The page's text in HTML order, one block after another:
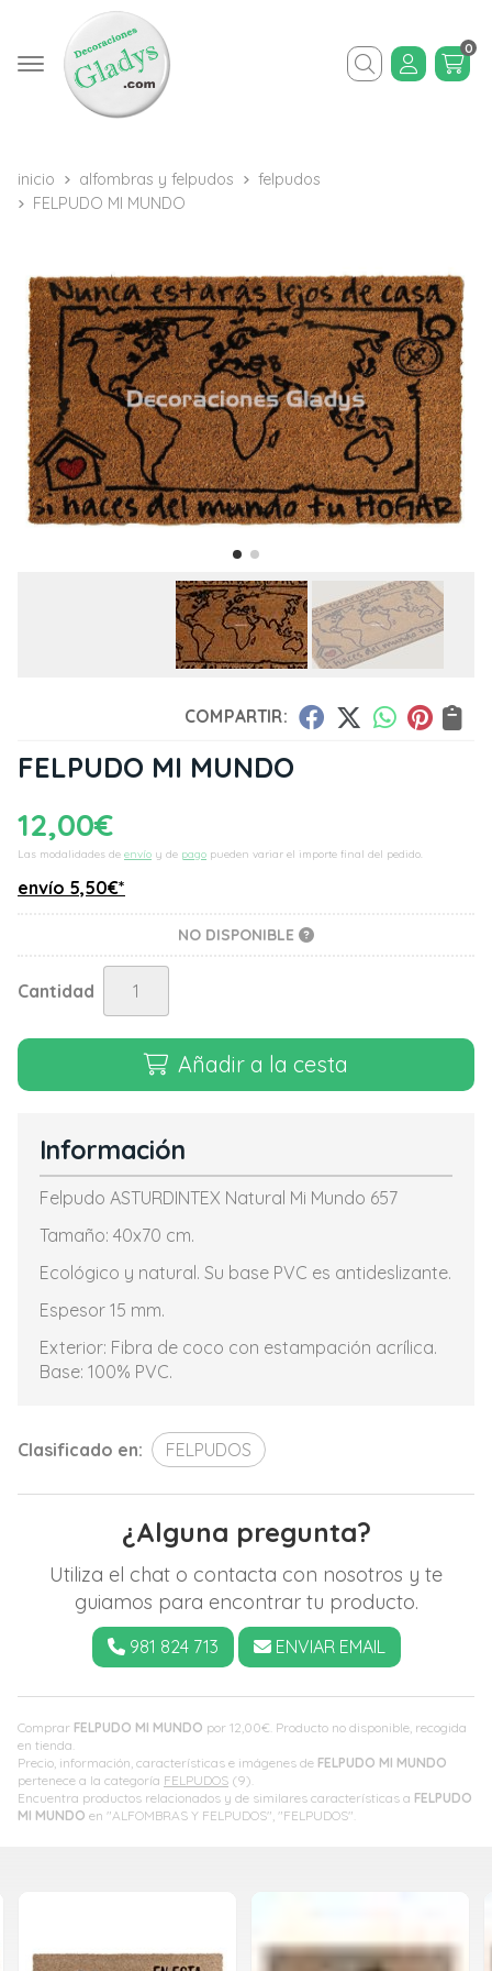
Buscar
0
inicio alfombras y felpudos
felpudos
FELPUDO MI MUNDO
COMPARTIR:
FELPUDO MI MUNDO
12,00€
Las modalidades de envío y de pago pueden variar el importe final del pedido.
envío 5,50€*
NO DISPONIBLE
Cantidad
Añadir a la cesta
Comprar FELPUDO MI MUNDO por 12,00€ . Producto no disponible, recogida
en tienda.
Precio, información, características e imágenes de FELPUDO MI MUNDO
pertenece a la categoría FELPUDOS (9).
Encuentra productos relacionados y de similares características a FELPUDO
MI MUNDO en "ALFOMBRAS Y FELPUDOS", "FELPUDOS".
Información
Felpudo ASTURDINTEX Natural Mi Mundo 657
Tamaño: 40x70 cm.
Ecológico y natural. Su base PVC es antideslizante.
Espesor 15 mm.
Exterior: Fibra de coco con estampación acrílica.
Base: 100% PVC.
Clasificado en: FELPUDOS
¿Alguna pregunta?
Utiliza el chat o contacta con nosotros y te
guiamos para encontrar tu producto.
981 824 713 ENVIAR EMAIL